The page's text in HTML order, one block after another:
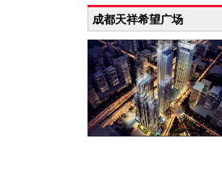
成都天祥希望广场